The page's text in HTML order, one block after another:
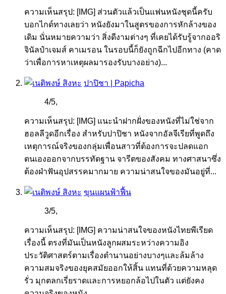
ความเห็นสรุป: [IMG] ส่วนตัวแล้วเป็นแฟนหนังชุดนี้ครับ
บอกไกด์ทางเลยว่า หนังยังมาในสูตรของการหักล้างของ
เดิม นั่นหมายความว่า สิ่งดีงามต่างๆ ที่เคยได้รับรู้จากออริ
จินัลป๋าเจมส์ คาเมรอน ในรอบนี้ก็ยังถูกฉีกไปอีกทาง (คาด
ว่าเพื่อการหาเหตุผลมารองรับบางอย่าง)...
ปาปิชา | Papicha
4/5,
ความเห็นสรุป: [IMG] แนะนำฝากฝั่งของหนังที่ไม่ใช่จาก
ฮอลลีวูดอีกเรื่อง สำหรับปาปิชา หนังจากอัลจีเรียที่พูดถึง
เหตุการณ์จริงของกลุ่มเพื่อนสาวที่ต้องการจะปลดแอก
ตนเองออกจากบรรทัดฐาน จารีตของสังคม ทางศาสนาซึ่ง
ต้องฝ่าฟันอุปสรรคมากมาย ความน่าสนใจของมันอยู่ที่...
ขุนแผนฟ้าฟื้น
3/5,
ความเห็นสรุป: [IMG] ความน่าสนใจของหนังไทยพีเรียด
เรื่องนี้ ตรงที่มันเป็นหนังลูกผสมระหว่างความอิง
ประวัติศาสตร์ตามเรื่องตำนานอย่างบางๆเเละล้มล้าง
ความสมจริงของยุคสมัยออกให้สิ้น แทนที่ด้วยความหลุด
รั่ว มุกตลกเรี่ยราดเเละการหยอกล้อไปในตัว เเต่ยังคง